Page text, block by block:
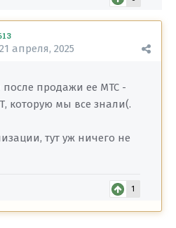
21 апреля, 2025
после продажи ее МТС -
которую мы все знали(.
тут уж ничего не
1